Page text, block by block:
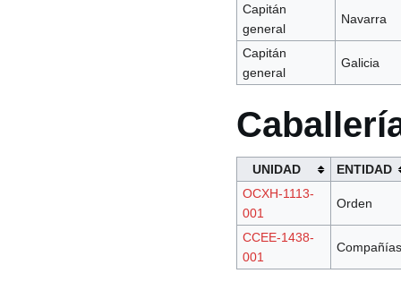
Capitán
general
Navarra
Capitán
general
Galicia
UNIDAD
ENTIDAD
OCXH-1113-
001
Orden
CCEE-1438-
001
Compañías